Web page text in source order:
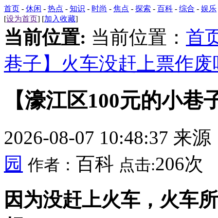
首页 - 休闲 - 热点 - 知识 - 时尚 - 焦点 - 探索 - 百科 - 综合 - 娱乐
[设为首页] [加入收藏]
当前位置: 当前位置： 首
巷子】火车没赶上票作废
【濠江区100元的小
2026-08-07 10:48:37 来源
园 作者： 百科 点击:206次
因为没赶上火车，火车